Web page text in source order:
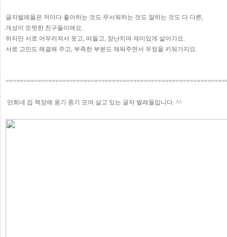
글자벌레들은 저마다 좋아하는 것도 무서워하는 것도 잘하는 것도 다 다른,
개성이 또렷한 친구들이에요.
하지만 서로 어우러져서 웃고, 떠들고, 장난치며 재미있게 살아가요.
서로 고민도 해결해 주고, 부족한 부분도 채워주면서 우정을 키워가지요.
만희네 집 책장에 옹기 종기 모여 살고 있는 글자 벌레들입니다. ^^